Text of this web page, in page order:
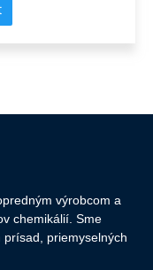
výrobcom a
chemikálií. Sme
priemyselných